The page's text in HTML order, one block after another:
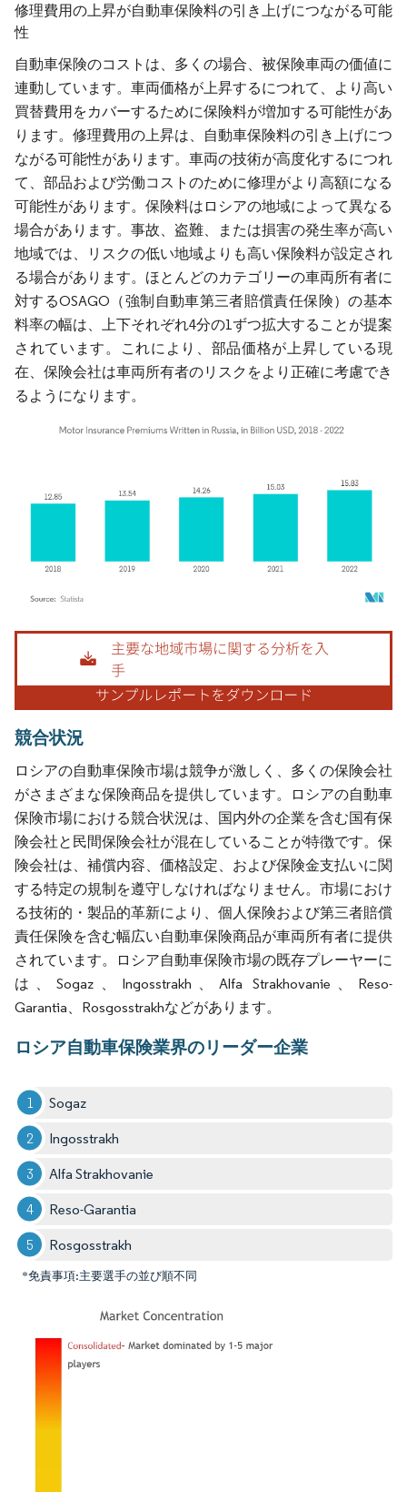
修理費用の上昇が自動車保険料の引き上げにつながる可能
性
自動車保険のコストは、多くの場合、被保険車両の価値に
連動しています。車両価格が上昇するにつれて、より高い
買替費用をカバーするために保険料が増加する可能性があ
ります。修理費用の上昇は、自動車保険料の引き上げにつ
ながる可能性があります。車両の技術が高度化するにつれ
て、部品および労働コストのために修理がより高額になる
可能性があります。保険料はロシアの地域によって異なる
場合があります。事故、盗難、または損害の発生率が高い
地域では、リスクの低い地域よりも高い保険料が設定され
る場合があります。ほとんどのカテゴリーの車両所有者に
対するOSAGO（強制自動車第三者賠償責任保険）の基本
料率の幅は、上下それぞれ4分の1ずつ拡大することが提案
されています。これにより、部品価格が上昇している現
在、保険会社は車両所有者のリスクをより正確に考慮でき
るようになります。
画像 © Mordor Intelligence。再利用にはCC BY 4.0の表示が必要です。
競合状況
ロシアの自動車保険市場は競争が激しく、多くの保険会社
がさまざまな保険商品を提供しています。ロシアの自動車
保険市場における競合状況は、国内外の企業を含む国有保
険会社と民間保険会社が混在していることが特徴です。保
険会社は、補償内容、価格設定、および保険金支払いに関
する特定の規制を遵守しなければなりません。市場におけ
る技術的・製品的革新により、個人保険および第三者賠償
責任保険を含む幅広い自動車保険商品が車両所有者に提供
されています。ロシア自動車保険市場の既存プレーヤーに
は、Sogaz、Ingosstrakh、Alfa Strakhovanie、Reso-
Garantia、Rosgosstrakhなどがあります。
ロシア自動車保険業界のリーダー企業
Sogaz
Ingosstrakh
Alfa Strakhovanie
Reso-Garantia
Rosgosstrakh
*免責事項:主要選手の並び順不同